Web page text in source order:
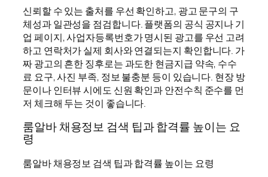
신뢰할 수 있는 출처를 우선 확인하고, 광고 문구의 구
체성과 일관성을 점검합니다. 플랫폼의 공식 공지나 기
업 페이지, 사업자등록번호가 명시된 광고를 우선 고려
하고 연락처가 실제 회사와 연결되는지 확인합니다. 가
짜 광고의 흔한 징후로는 과도한 현금지급 약속, 수수
료 요구, 사진 부족, 정보 불충분 등이 있습니다. 현장 방
문이나 인터뷰 시에도 신원 확인과 안전수칙 준수를 먼
저 체크해 두는 것이 좋습니다.
룸알바 채용정보 검색 팁과 합격률 높이는 요
령
룸알바 채용정보 검색 팁과 합격률 높이는 요령